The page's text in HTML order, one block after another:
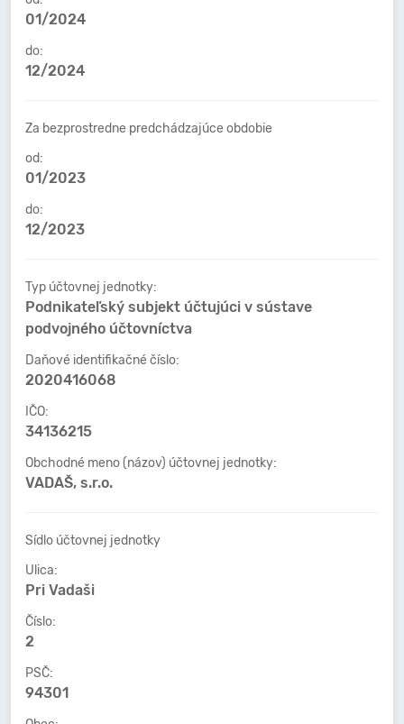
01/2024
do:
12/2024
Za bezprostredne predchádzajúce obdobie
od:
01/2023
do:
12/2023
Typ účtovnej jednotky:
Podnikateľský subjekt účtujúci v sústave
podvojného účtovníctva
Daňové identifikačné číslo:
2020416068
IČO:
34136215
Obchodné meno (názov) účtovnej jednotky:
VADAŠ, s.r.o.
Sídlo účtovnej jednotky
Ulica:
Pri Vadaši
Číslo:
2
PSČ:
94301